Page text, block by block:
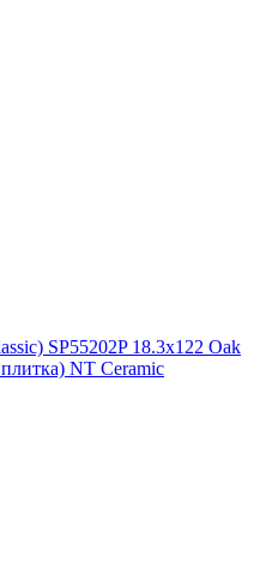
SP55202P 18.3х122 Oak
NT Ceramic